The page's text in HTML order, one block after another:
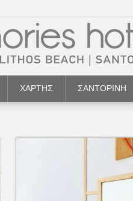
ΧΑΡΤΗΣ ΣΑΝΤΟΡΙΝΗ